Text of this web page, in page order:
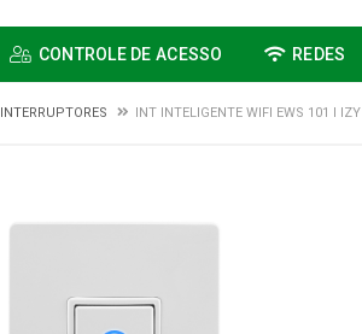
CONTROLE DE ACESSO REDES
INTERRUPTORES INT INTELIGENTE WIFI EWS 101 I IZY